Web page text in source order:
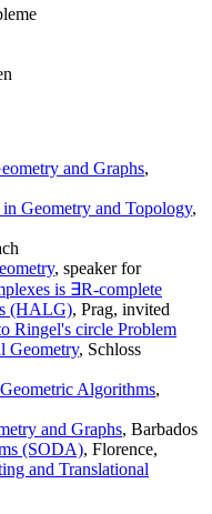
and Graphs,
Geometry and Topology,
, speaker for
is ∃R-complete
(HALG), Prag, invited
Ringel's circle Problem
Geometry, Schloss
Algorithms,
and Graphs, Barbados
(SODA), Florence,
and Translational